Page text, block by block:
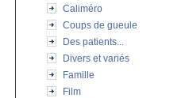
Caliméro
Coups de gueule
Des patients...
Divers et variés
Famille
Film